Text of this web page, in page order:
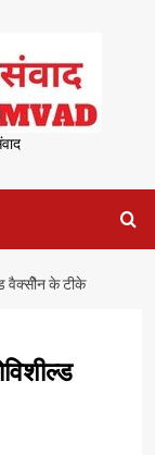
वैक्सीेन के टीके